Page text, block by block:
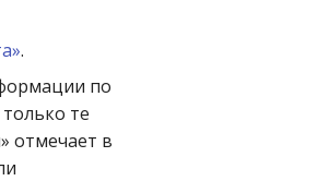
.
по
те
отмечает в